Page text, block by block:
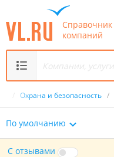
Справочник
компаний
Охрана и безопасность /
По умолчанию
С отзывами